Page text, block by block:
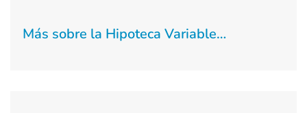
Más sobre la Hipoteca Variable…